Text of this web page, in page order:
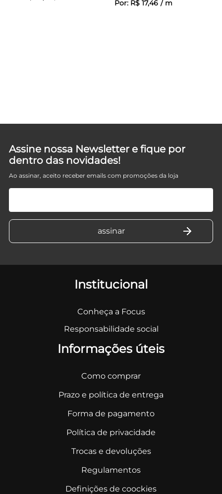
Por: R$ 17,46 / m
Assine nossa Newsletter e fique por
dentro das novidades!
Ao assinar, aceito receber emails com promoções da loja
Institucional
Conheça a Focus
Responsabilidade social
Informações úteis
Como comprar
Prazo e política de entrega
Forma de pagamento
Política de privacidade
Trocas e devoluções
Regulamentos
Definições de coockies